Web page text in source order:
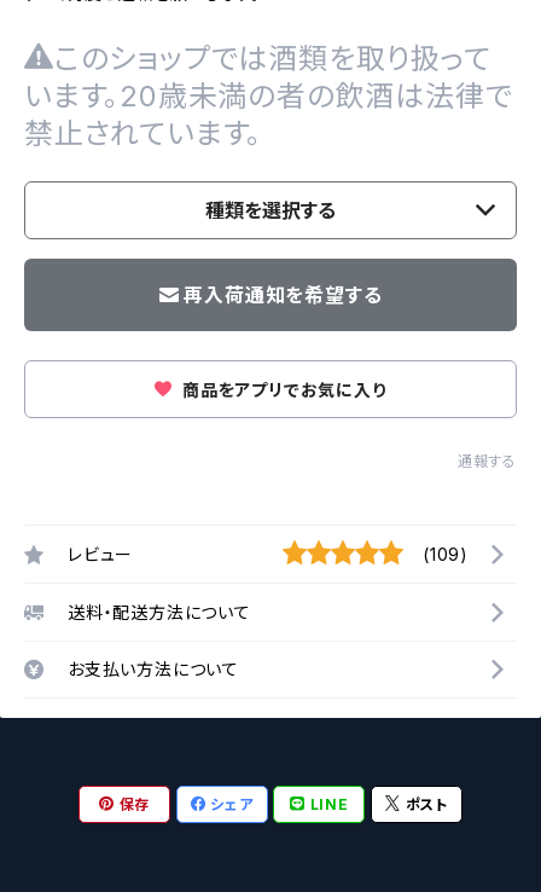
このショップでは酒類を取り扱って
います。20歳未満の者の飲酒は法律で
禁止されています。
種類を選択する
再入荷通知を希望する
商品をアプリでお気に入り
通報する
レビュー (109)
送料・配送方法について
お支払い方法について
保存 シェア LINE ポスト